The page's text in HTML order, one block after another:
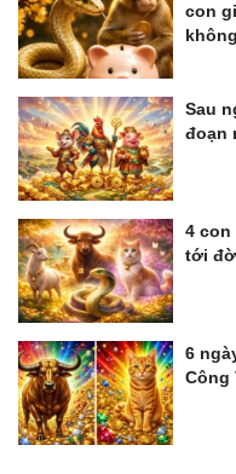
con
Sau
đoạn
4 con
tới
6
Công